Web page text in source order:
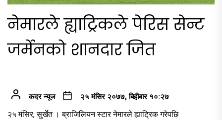
नेमारले ह्याट्रिकले पेरिस सेन्ट
जर्मेनको शानदार जित
कदर न्यूज २५ मंसिर २०७७, बिहीबार १०:२७
२५ मंसिर, सुर्खेत । ब्राजिलियन स्टार नेमारले ह्याट्रिक गरेपछि